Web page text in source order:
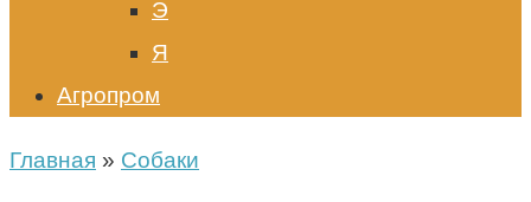
Э
Я
Агропром
Главная » Собаки